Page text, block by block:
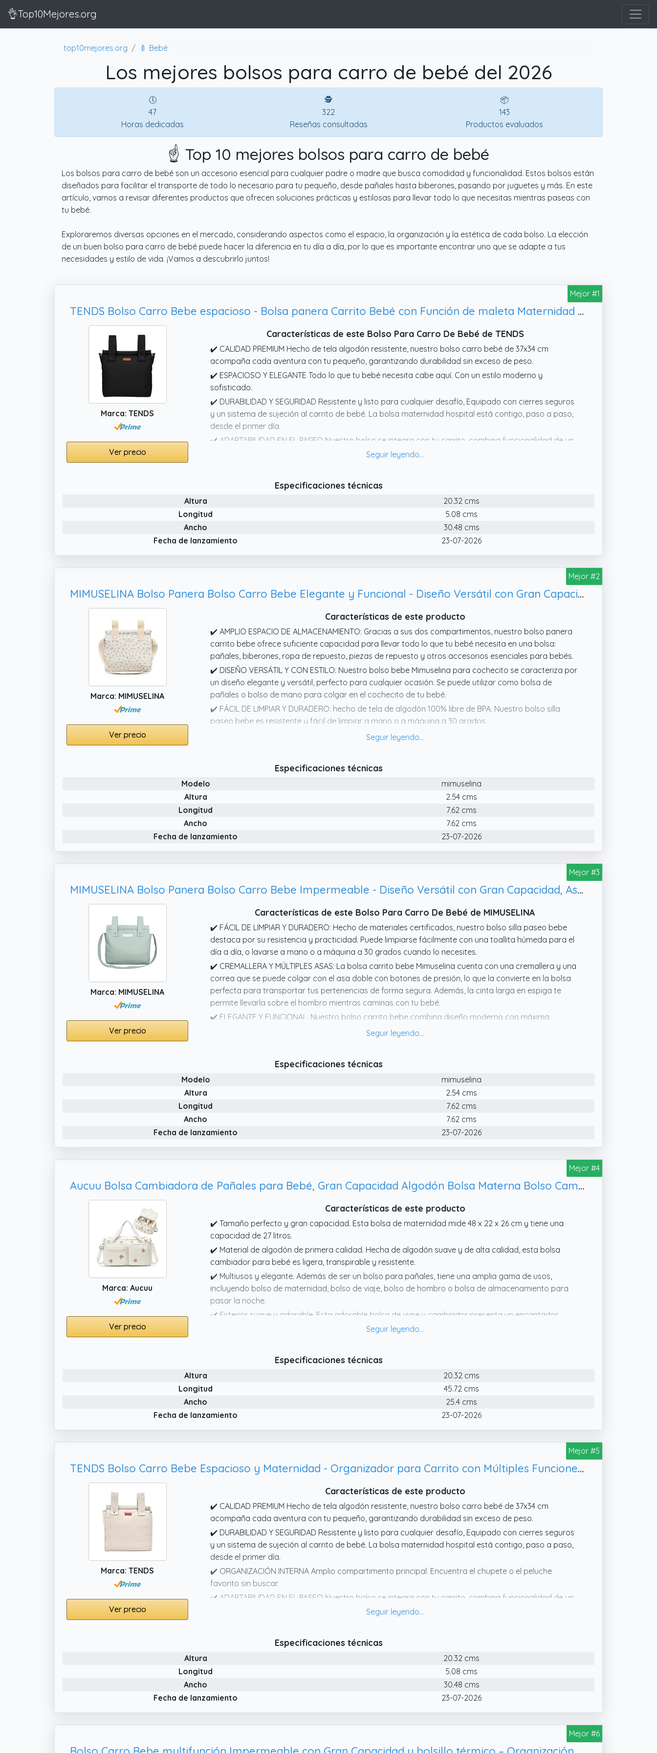
👌Top10Mejores.org
top10mejores.org 🍼 Bebé
Los mejores bolsos para carro de bebé del 2026
🕔
47
Horas dedicadas
🕵
322
Reseñas consultadas
📦
143
Productos evaluados
☝️ Top 10 mejores bolsos para carro de bebé
Los bolsos para carro de bebé son un accesorio esencial para cualquier padre o madre que busca comodidad y funcionalidad. Estos bolsos están
diseñados para facilitar el transporte de todo lo necesario para tu pequeño, desde pañales hasta biberones, pasando por juguetes y más. En este
artículo, vamos a revisar diferentes productos que ofrecen soluciones prácticas y estilosas para llevar todo lo que necesitas mientras paseas con
tu bebé.
Exploraremos diversas opciones en el mercado, considerando aspectos como el espacio, la organización y la estética de cada bolso. La elección
de un buen bolso para carro de bebé puede hacer la diferencia en tu día a día, por lo que es importante encontrar uno que se adapte a tus
necesidades y estilo de vida. ¡Vamos a descubrirlo juntos!
Mejor #1
TENDS Bolso Carro Bebe espacioso - Bolsa panera Carrito Bebé con Función de maleta Maternidad - Organizador Carrito de Bebe como Bolso Bebé Multiusos y Espacioso
Marca: TENDS
Ver precio
Características de este Bolso Para Carro De Bebé de TENDS
✔️ CALIDAD PREMIUM Hecho de tela algodón resistente, nuestro bolso carro bebé de 37x34 cm
acompaña cada aventura con tu pequeño, garantizando durabilidad sin exceso de peso.
✔️ ESPACIOSO Y ELEGANTE Todo lo que tu bebé necesita cabe aquí. Con un estilo moderno y
sofisticado.
✔️ DURABILIDAD Y SEGURIDAD Resistente y listo para cualquier desafío, Equipado con cierres seguros
y un sistema de sujeción al carrito de bebé. La bolsa maternidad hospital está contigo, paso a paso,
desde el primer día.
✔️ ADAPTABILIDAD EN EL PASEO Nuestro bolso se integra con tu carrito, combina funcionalidad de un
bolso de maternidad y hospital con la practicidad de un bolso para carrito de bebé haciendo que
favorito sin buscar.
Especificaciones técnicas
Altura
20.32 cms
Longitud
5.08 cms
Ancho
30.48 cms
Fecha de lanzamiento
23-07-2026
Mejor #2
MIMUSELINA Bolso Panera Bolso Carro Bebe Elegante y Funcional - Diseño Versátil con Gran Capacidad, Asas Múltiples y Cremallera Segura - Duradera y Fácil de Limpiar - 100% Algodón (Ecru)
Marca: MIMUSELINA
Ver precio
Características de este producto
✔️ AMPLIO ESPACIO DE ALMACENAMIENTO: Gracias a sus dos compartimentos, nuestro bolso panera
carrito bebe ofrece suficiente capacidad para llevar todo lo que tu bebé necesita en una bolsa:
pañales, biberones, ropa de repuesto, piezas de repuesto y otros accesorios esenciales para bebés.
✔️ DISEÑO VERSÁTIL Y CON ESTILO: Nuestro bolso bebe Mimuselina para cochecito se caracteriza por
un diseño elegante y versátil, perfecto para cualquier ocasión. Se puede utilizar como bolsa de
pañales o bolso de mano para colgar en el cochecito de tu bebé.
✔️ FÁCIL DE LIMPIAR Y DURADERO: hecho de tela de algodón 100% libre de BPA. Nuestro bolso silla
paseo bebe es resistente y fácil de limpiar a mano o a máquina a 30 grados.
✔️ CREMALLERA Y MÚLTIPLES ASAS: La bolsa carrito bebe Mimuselina cuenta con una cremallera y una
permite llevarla sobre el hombro mientras caminas con tu bebé.
✔️ ELEGANTE Y FUNCTIONAL: Nuestro bolso carrito bebe combina estilo y funcionalidad. Con
compartimentos separados y un gran espacio de almacenamiento, puedes organizar fácilmente los
accesorios del bebé en la bolsa carro bebe durante tus paseos.
Especificaciones técnicas
Modelo
mimuselina
Altura
2.54 cms
Longitud
7.62 cms
Ancho
7.62 cms
Fecha de lanzamiento
23-07-2026
Mejor #3
MIMUSELINA Bolso Panera Bolso Carro Bebe Impermeable - Diseño Versátil con Gran Capacidad, Asas Múltiples y Cremallera Segura - Duradera y Fácil de Limpiar - Exterior de Polipiel (Green)
Marca: MIMUSELINA
Ver precio
Características de este Bolso Para Carro De Bebé de MIMUSELINA
✔️ FÁCIL DE LIMPIAR Y DURADERO: Hecho de materiales certificados, nuestro bolso silla paseo bebe
destaca por su resistencia y practicidad. Puede limpiarse fácilmente con una toallita húmeda para el
día a día, o lavarse a mano o a máquina a 30 grados cuando lo necesites.
✔️ CREMALLERA Y MÚLTIPLES ASAS: La bolsa carrito bebe Mimuselina cuenta con una cremallera y una
correa que se puede colgar con el asa doble con botones de presión, lo que la convierte en la bolsa
perfecta para transportar tus pertenencias de forma segura. Además, la cinta larga en espiga te
permite llevarla sobre el hombro mientras caminas con tu bebé.
✔️ ELEGANTE Y FUNCIONAL: Nuestro bolso carrito bebe combina diseño moderno con máxima
practicidad. Fabricado con un exterior de polipiel impermeable, es ideal para cualquier clima y fácil de
carrito bebe ofrece suficiente capacidad para llevar todo lo que tu bebé necesita en una bolsa:
pañales, biberones, ropa de repuesto, piezas de repuesto y otros accesorios esenciales para bebés.
✔️ DISEÑO VERSÁTIL Y CON ESTILO: Nuestro bolso bebe Mimuselina para cochecito se caracteriza por
un diseño elegante y versátil, perfecto para cualquier ocasión. Se puede utilizar como bolsa de
Especificaciones técnicas
Modelo
mimuselina
Altura
2.54 cms
Longitud
7.62 cms
Ancho
7.62 cms
Fecha de lanzamiento
23-07-2026
Mejor #4
Aucuu Bolsa Cambiadora de Pañales para Bebé, Gran Capacidad Algodón Bolsa Materna Bolso Cambiador Ligera Bolsa de Viaje
Marca: Aucuu
Ver precio
Características de este producto
✔️ Tamaño perfecto y gran capacidad. Esta bolsa de maternidad mide 48 x 22 x 26 cm y tiene una
capacidad de 27 litros.
✔️ Material de algodón de primera calidad. Hecha de algodón suave y de alta calidad, esta bolsa
cambiador para bebé es ligera, transpirable y resistente.
✔️ Multiusos y elegante. Además de ser un bolso para pañales, tiene una amplia gama de usos,
incluyendo bolso de maternidad, bolso de viaje, bolso de hombro o bolsa de almacenamiento para
pasar la noche.
✔️ Exterior suave y adorable. Esta adorable bolsa de viaje y cambiador presenta un encantador
estampado de ositos y está hecha de un suave y cómodo tejido de algodón acolchado, que ofrece
maternidad se puede usar como bolso de hombro o cruzado.
Especificaciones técnicas
Altura
20.32 cms
Longitud
45.72 cms
Ancho
25.4 cms
Fecha de lanzamiento
23-07-2026
Mejor #5
TENDS Bolso Carro Bebe Espacioso y Maternidad - Organizador para Carrito con Múltiples Funciones - Bolsa Hospital Multiusos
Marca: TENDS
Ver precio
Características de este producto
✔️ CALIDAD PREMIUM Hecho de tela algodón resistente, nuestro bolso carro bebé de 37x34 cm
acompaña cada aventura con tu pequeño, garantizando durabilidad sin exceso de peso.
✔️ DURABILIDAD Y SEGURIDAD Resistente y listo para cualquier desafío, Equipado con cierres seguros
y un sistema de sujeción al carrito de bebé. La bolsa maternidad hospital está contigo, paso a paso,
desde el primer día.
✔️ ORGANIZACIÓN INTERNA Amplio compartimento principal. Encuentra el chupete o el peluche
favorito sin buscar.
✔️ ADAPTABILIDAD EN EL PASEO Nuestro bolso se integra con tu carrito, combina funcionalidad de un
bolso de maternidad y hospital con la practicidad de un bolso para carrito de bebé haciendo que
Especificaciones técnicas
Altura
20.32 cms
Longitud
5.08 cms
Ancho
30.48 cms
Fecha de lanzamiento
23-07-2026
Mejor #6